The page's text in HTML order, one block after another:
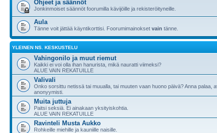
Ohjeet ja säännöt
Jonkinmoiset säännöt foorumilla kävijöille ja rekisteröityneille.
Aula
Tänne voit jättää käyntikorttisi. Foorumimainokset vain tänne.
YLEINEN NS. KESKUSTELU
Vahingonilo ja muut riemut
Kaikki ei voi olla ihan hanurista, mikä nauratti viimeksi?
ALUE VAIN REKATUILLE
Valivali
Onko sorsittu netissä tai muualla, tai muuten vaan huono päivä? Anna palaa,
anonyymisti.
Muita juttuja
Paitsi seksiä. Ei ainakaan yksityiskohtia.
ALUE VAIN REKATUILLE
Ravinteli Musta Aukko
Rohkeille miehille ja kauniille naisille.